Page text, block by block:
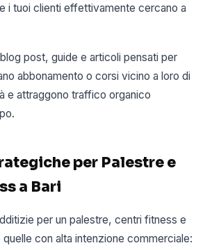
i tuoi clienti effettivamente cercano a
blog post, guide e articoli pensati per
abbonamento o corsi vicino a loro di
e attraggono traffico organico
per Palestre e
a Bari
per un palestre, centri fitness e
con alta intenzione commerciale: